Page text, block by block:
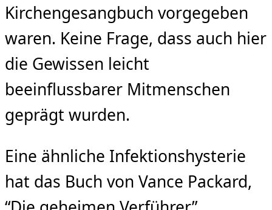
Kirchengesangbuch vorgegeben
waren. Keine Frage, dass auch hier
die Gewissen leicht
beeinflussbarer Mit­menschen
geprägt wurden.
Eine ähnliche Infektionshysterie
hat das Buch von Vance Packard,